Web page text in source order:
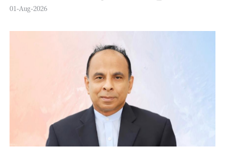
01-Aug-2026